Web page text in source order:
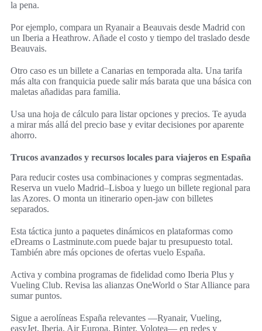
la pena.
Por ejemplo, compara un Ryanair a Beauvais desde Madrid con
un Iberia a Heathrow. Añade el costo y tiempo del traslado desde
Beauvais.
Otro caso es un billete a Canarias en temporada alta. Una tarifa
más alta con franquicia puede salir más barata que una básica con
maletas añadidas para familia.
Usa una hoja de cálculo para listar opciones y precios. Te ayuda
a mirar más allá del precio base y evitar decisiones por aparente
ahorro.
Trucos avanzados y recursos locales para viajeros en España
Para reducir costes usa combinaciones y compras segmentadas.
Reserva un vuelo Madrid–Lisboa y luego un billete regional para
las Azores. O monta un itinerario open-jaw con billetes
separados.
Esta táctica junto a paquetes dinámicos en plataformas como
eDreams o Lastminute.com puede bajar tu presupuesto total.
También abre más opciones de ofertas vuelo España.
Activa y combina programas de fidelidad como Iberia Plus y
Vueling Club. Revisa las alianzas OneWorld o Star Alliance para
sumar puntos.
Sigue a aerolíneas España relevantes —Ryanair, Vueling,
easyJet, Iberia, Air Europa, Binter, Volotea— en redes y